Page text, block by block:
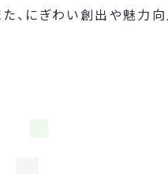
、にぎわい創出や魅